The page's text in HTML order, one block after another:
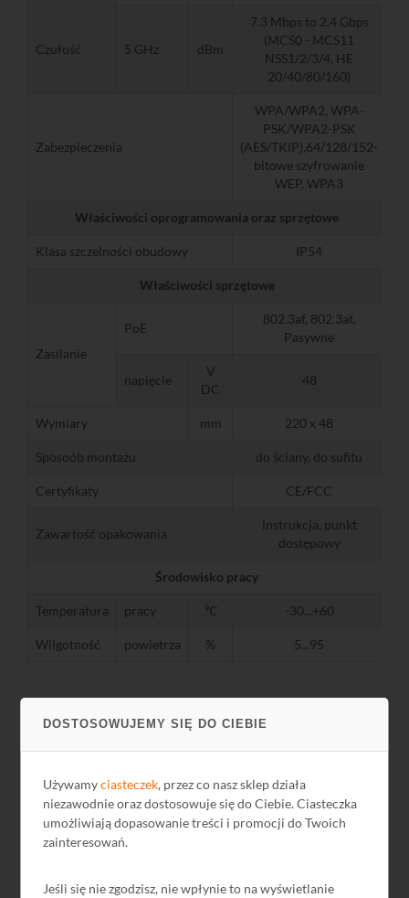
DOSTOSOWUJEMY SIĘ DO CIEBIE
Używamyciasteczek, przez co nasz sklep działa
niezawodnie oraz dostosowuje się do Ciebie. Ciasteczka
umożliwiają dopasowanie treści i promocji do Twoich
zainteresowań.
Jeśli się nie zgodzisz, nie wpłynie to na wyświetlanie
Czułość 5 GHz dBm
7.3 Mbps to 2.4 Gbps
(MCS0 - MCS11
NSS1/2/3/4, HE
20/40/80/160)
Zabezpieczenia
WPA/WPA2, WPA-
PSK/WPA2-PSK
(AES/TKIP),64/128/152-
bitowe szyfrowanie
WEP, WPA3
Właściwości oprogramowania oraz sprzętowe
Klasa szczelności obudowy IP54
Właściwości sprzętowe
Zasilanie
PoE
802.3af, 802.3at,
Pasywne
napięcie
V
DC
48
Wymiary mm 220 x 48
Sposoób montażu do ściany, do sufitu
Certyfikaty CE/FCC
Zawartość opakowania
instrukcja, punkt
dostępowy
Środowisko pracy
Temperatura pracy ℃ -30...+60
Wilgotność powietrza % 5...95
Nazwa Język Rozmiar Data
GPSR PL